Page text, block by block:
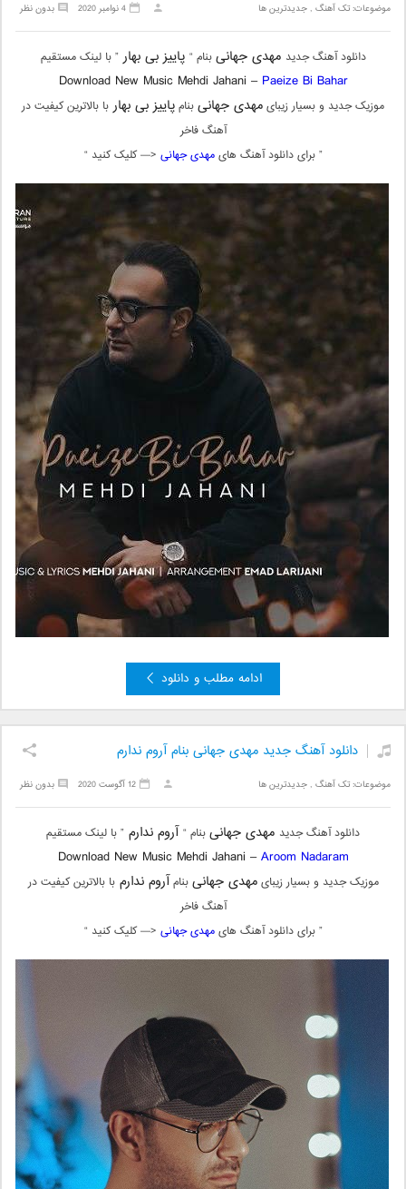
موضوعات:تک آهنگ ,جدیدترین ها بدون نظر 4 نوامبر 2020
دانلود آهنگ جدید مهدی جهانیبنام “ پاییز بی بهار” با لینک مستقیم
Download New Music Mehdi Jahani – Paeize Bi Bahar
موزیک جدید و بسیار زیبایمهدی جهانیبنامپاییز بی بهاربا بالاترین کیفیت در
آهنگ فاخر
” برای دانلود آهنگ هایمهدی جهانی <— کلیک کنید “
ادامه مطلب و دانلود
دانلود آهنگ جدید مهدی جهانی بنام آروم ندارم
موضوعات:تک آهنگ ,جدیدترین ها بدون نظر 12 آگوست 2020
دانلود آهنگ جدید مهدی جهانیبنام “آروم ندارم ” با لینک مستقیم
Download New Music Mehdi Jahani –Aroom Nadaram
موزیک جدید و بسیار زیبایمهدی جهانیبنام آروم ندارمبا بالاترین کیفیت در
آهنگ فاخر
” برای دانلود آهنگ هایمهدی جهانی <— کلیک کنید “